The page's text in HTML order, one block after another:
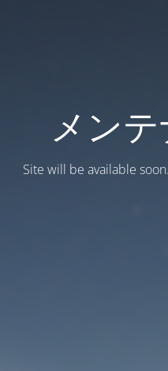
メン
Site will be available